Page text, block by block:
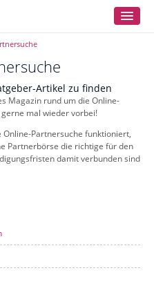
Artikel zu finden
Magazin rund um die Online-
mal wieder vorbei!
Partnersuche funktioniert,
Partnerbörse die richtige für den
damit verbunden sind